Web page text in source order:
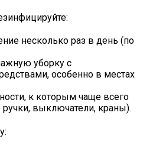
несколько раз в день (по
уборку с
особенно в местах
к которым чаще всего
выключатели, краны).